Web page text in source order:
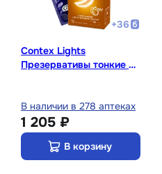
+36
Contex Lights
Презервативы тонкие с
В наличии в 278 аптеках
1 205 ₽
В корзину